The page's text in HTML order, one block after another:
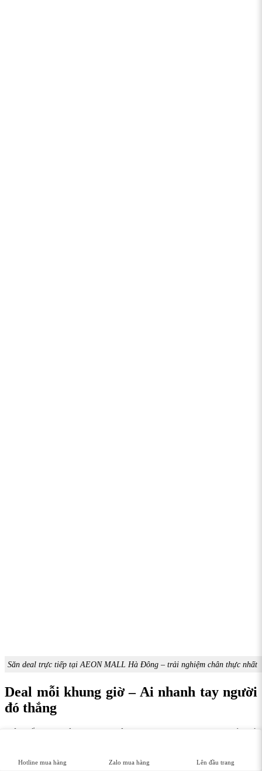
Săn deal trực tiếp tại AEON MALL Hà Đông – trải nghiệm chân thực nhất
Deal mỗi khung giờ – Ai nhanh tay người
đó thắng
Một điểm đặc biệt trong sự kiện Black Friday tại Lumias chính là
rất nhanh nên người dùng nên chủ động theo dõi thông báo để
Hotline mua hàng Zalo mua hàng Lên đầu trang